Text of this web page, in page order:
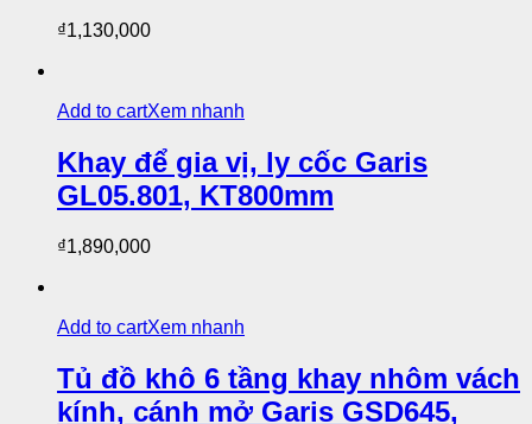
₫1,130,000
Add to cartXem nhanh
Khay để gia vị, ly cốc Garis
GL05.801, KT800mm
₫1,890,000
Add to cartXem nhanh
Tủ đồ khô 6 tầng khay nhôm vách
kính, cánh mở Garis GSD645,